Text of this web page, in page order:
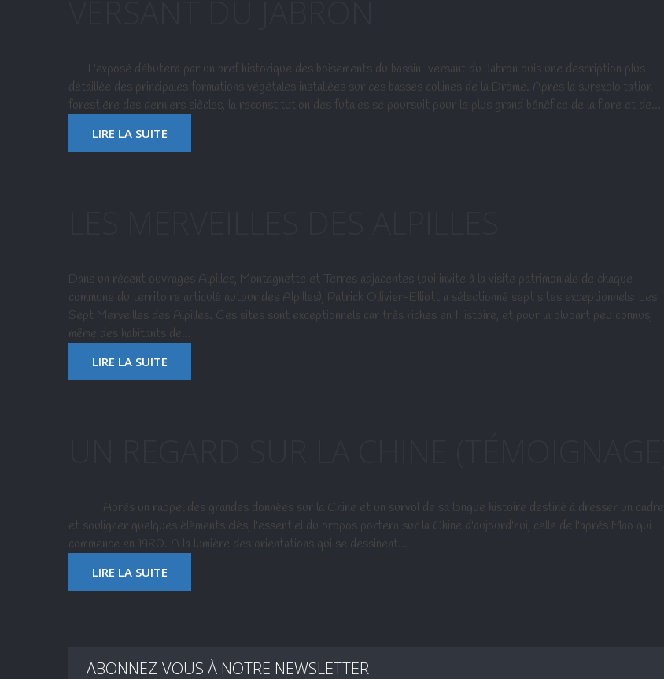
L'exposé débutera par un bref historique des boisements du bassin-versant du Jabron puis une description plus
détaillée des principales formations végétales installées sur ces basses collines de la Drôme. Après la surexploitation
forestière des derniers siècles, la reconstitution des futaies se poursuit pour le plus grand bénéfice de la flore et de…
LIRE LA SUITE
Dans un récent ouvrages Alpilles, Montagnette et Terres adjacentes (qui invite à la visite patrimoniale de chaque
commune du territoire articulé autour des Alpilles), Patrick Ollivier-Elliott a sélectionné sept sites exceptionnels: Les
Sept Merveilles des Alpilles. Ces sites sont exceptionnels car très riches en Histoire, et pour la plupart peu connus,
même des habitants de…
LIRE LA SUITE
Après un rappel des grandes données sur la Chine et un survol de sa longue histoire destiné à dresser un cadre
et souligner quelques éléments clés, l'essentiel du propos portera sur la Chine d'aujourd'hui, celle de l'après Mao qui
commence en 1980. A la lumière des orientations qui se dessinent…
LIRE LA SUITE
ABONNEZ-VOUS À NOTRE NEWSLETTER